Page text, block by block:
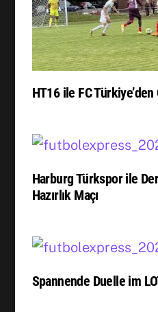
HT16 ile FC
Harburg Türkspor ile
Hazırlık Maçı
Spannende Duelle im